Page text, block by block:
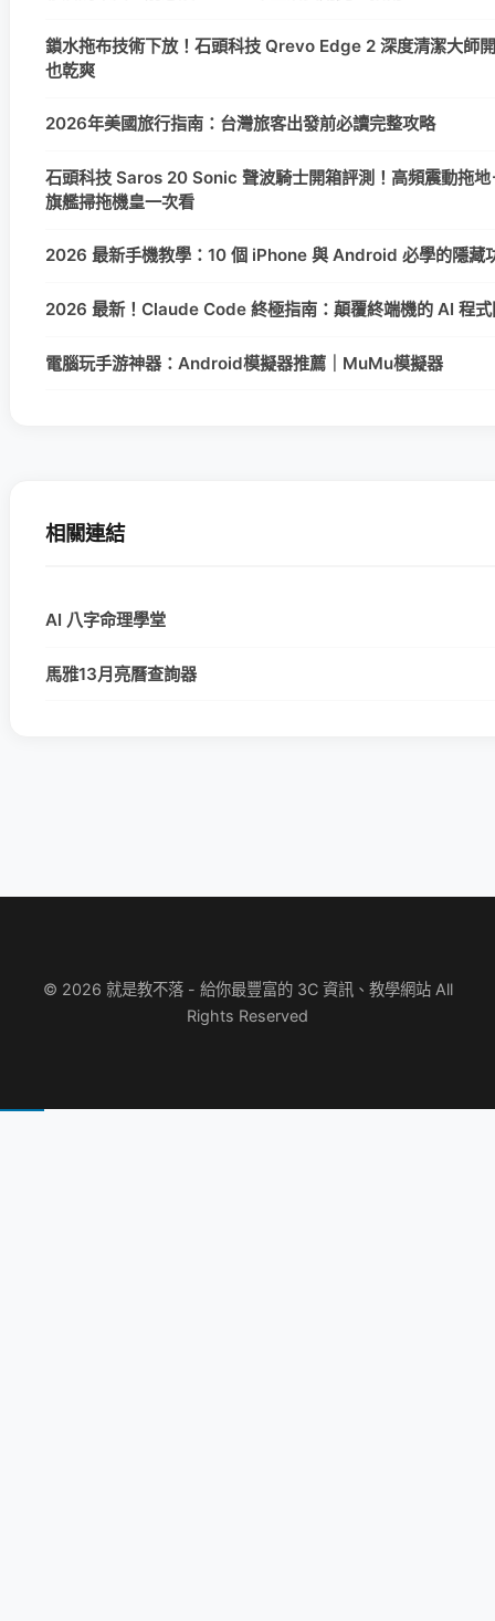
鎖水拖布技術下放！石頭科技 Qrevo Edge 2 深度清潔大師
也乾爽
2026年美國旅行指南：台灣旅客出發前必讀完整攻略
石頭科技 Saros 20 Sonic 聲波騎士開箱評測！高頻震動拖
旗艦掃拖機皇一次看
2026 最新手機教學：10 個 iPhone 與 Android 必學的隱藏
2026 最新！Claude Code 終極指南：顛覆終端機的 AI 程式
電腦玩手游神器：Android模擬器推薦｜MuMu模擬器
相關連結
AI 八字命理學堂
馬雅13月亮曆查詢器
© 2026 就是教不落 - 給你最豐富的 3C 資訊、教學網站 All
Rights Reserved